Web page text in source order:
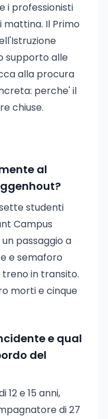
i professionisti
Il Primo
supporto alle
alla procura
perche' il
chiuse.
al
studenti
Campus
passaggio a
e semaforo
in transito.
morti e cinque
e qual
del
e 15 anni,
di 27